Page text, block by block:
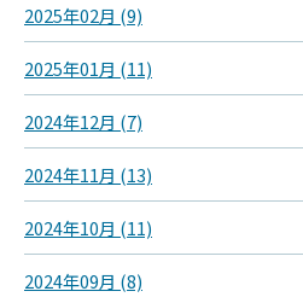
2025年02月 (9)
2025年01月 (11)
2024年12月 (7)
2024年11月 (13)
2024年10月 (11)
2024年09月 (8)